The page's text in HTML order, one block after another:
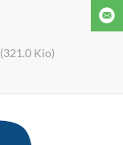
(321.0 Kio)